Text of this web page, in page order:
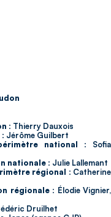
: Thierry Dauxois
Jérôme Guilbert
national : Sofia
nationale : Julie Lallemant
régional : Catherine
régionale : Élodie Vignier,
Druilhet